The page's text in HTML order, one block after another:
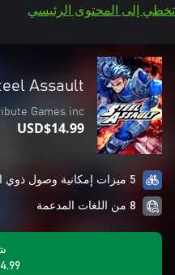
تخطي إلى المحتوى الرئيسي
Assault
Games inc.
USD$14.99
5 ميزات إمكانية وصول ذوي الاحتياجات الخاصة
8 من اللغات المدعمة